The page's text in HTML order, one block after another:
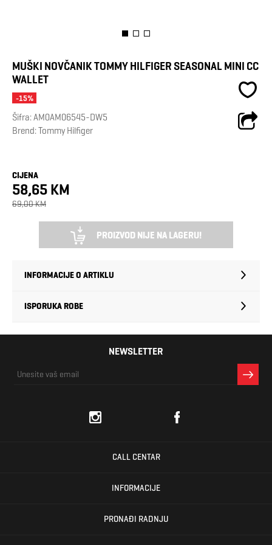
MUŠKI NOVČANIK TOMMY HILFIGER SEASONAL MINI CC
WALLET
-15%
Šifra:AM0AM06545-DW5
Brend:Tommy Hilfiger
CIJENA
58,65 KM
69,00 KM
PROIZVOD NIJE NA LAGERU!
INFORMACIJE O ARTIKLU
ISPORUKA ROBE
NEWSLETTER
CALL CENTAR
INFORMACIJE
PRONAĐI RADNJU